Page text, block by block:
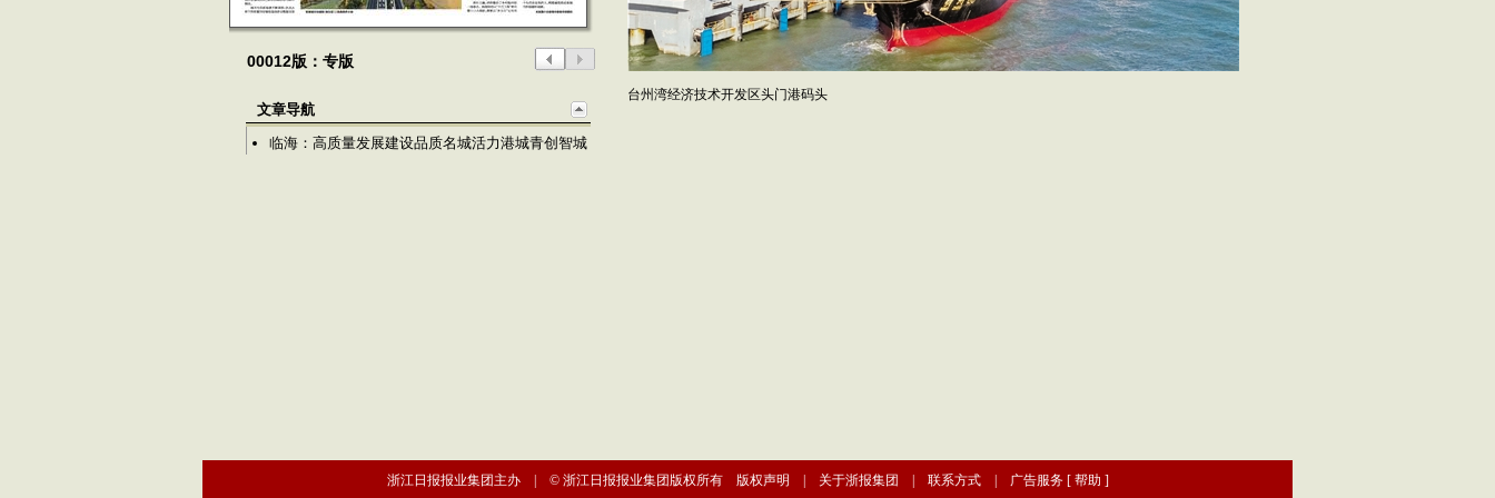
00012版：专版
文章导航
临海：高质量发展建设品质名城活力港城青创智城
台州湾经济技术开发区头门港码头
浙江日报报业集团主办 | © 浙江日报报业集团版权所有 版权声明 关于浙报集团 联系方式| 广告服务[ 帮助 ]